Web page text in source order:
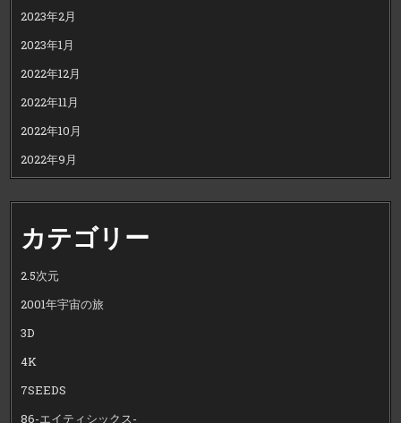
2023年2月
2023年1月
2022年12月
2022年11月
2022年10月
2022年9月
カテゴリー
2.5次元
2001年宇宙の旅
3D
4K
7SEEDS
86-エイティシックス-